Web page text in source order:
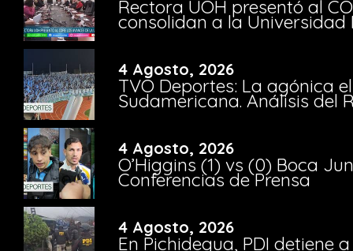
Rectora UOH presentó al
consolidan a la Universidad
4 Agosto, 2026
TVO Deportes: La agónica
Sudamericana. Análisis del
4 Agosto, 2026
O’Higgins (1) vs (0) Boca
Conferencias de Prensa
4 Agosto, 2026
En Pichidegua, PDI detiene